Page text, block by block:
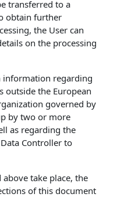
transferred to a
obtain further
the User can
on the processing
information regarding
outside the European
governed by
by two or more
as regarding the
Controller to
take place, the
of this document